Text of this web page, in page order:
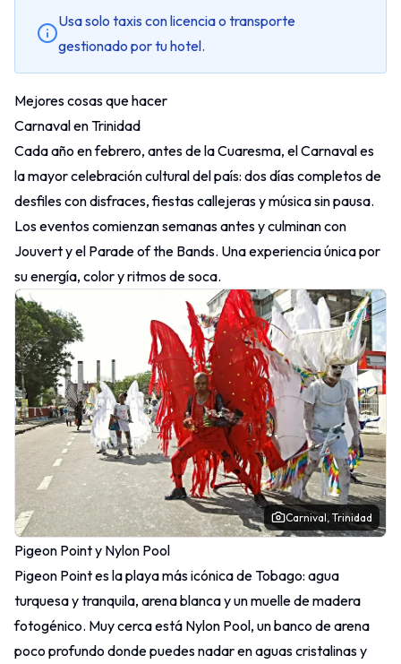
Usa solo taxis con licencia o transporte
gestionado por tu hotel.
Mejores cosas que hacer
Carnaval en Trinidad
Cada año en febrero, antes de la Cuaresma, el Carnaval es
la mayor celebración cultural del país: dos días completos de
desfiles con disfraces, fiestas callejeras y música sin pausa.
Los eventos comienzan semanas antes y culminan con
Jouvert y el Parade of the Bands. Una experiencia única por
su energía, color y ritmos de soca.
Carnival, Trinidad
Pigeon Point y Nylon Pool
Pigeon Point es la playa más icónica de Tobago: agua
turquesa y tranquila, arena blanca y un muelle de madera
fotogénico. Muy cerca está Nylon Pool, un banco de arena
poco profundo donde puedes nadar en aguas cristalinas y